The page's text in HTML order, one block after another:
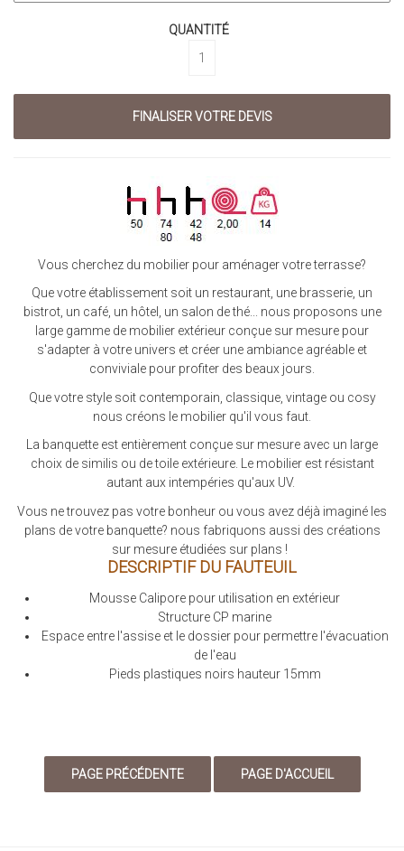
QUANTITÉ
Vous cherchez du mobilier pour aménager votre terrasse?
Que votre établissement soit un restaurant, une brasserie, un
bistrot, un café, un hôtel, un salon de thé... nous proposons une
large gamme de mobilier extérieur conçue sur mesure pour
s'adapter à votre univers et créer une ambiance agréable et
conviviale pour profiter des beaux jours.
Que votre style soit contemporain, classique, vintage ou cosy
nous créons le mobilier qu'il vous faut.
La banquette est entièrement conçue sur mesure avec un large
choix de similis ou de toile extérieure. Le mobilier est résistant
autant aux intempéries qu'aux UV.
Vous ne trouvez pas votre bonheur ou vous avez déjà imaginé les
plans de votre banquette? nous fabriquons aussi des créations
sur mesure étudiées sur plans !
DESCRIPTIF DU FAUTEUIL
Mousse Calipore pour utilisation en extérieur
Structure CP marine
Espace entre l'assise et le dossier pour permettre l'évacuation
de l'eau
Pieds plastiques noirs hauteur 15mm